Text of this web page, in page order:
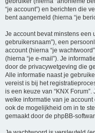
“je account”) en berichten die
bent aangemeld (hierna “je
Je account bevat minstens een
gebruikersnaam”), een
account (hierna “je
(hierna “je e-mail”). Je
door de privacywetgeving die
Alle informatie naast je
vereist is bij het
is een keuze van “KNX
welke informatie van je
ook de mogelijkheid om in te
gemaakt door de phpBB-